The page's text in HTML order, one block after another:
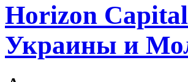
Horizon
Украины и